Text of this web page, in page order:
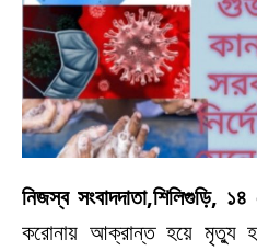
নিজস্ব সংবাদদাতা,শিলিগুড়ি, ১৪
করোনায় আক্রান্ত হয়ে মৃত্যু